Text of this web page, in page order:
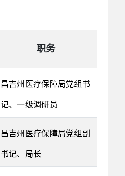
职务
昌吉州医疗保障局党组书
记、一级调研员
昌吉州医疗保障局党组副
书记、局长